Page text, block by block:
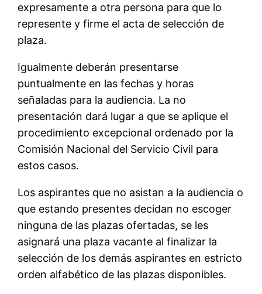
expresamente a otra persona para que lo
represente y firme el acta de selección de
plaza.
Igualmente deberán presentarse
puntualmente en las fechas y horas
señaladas para la audiencia. La no
presentación dará lugar a que se aplique el
procedimiento excepcional ordenado por la
Comisión Nacional del Servicio Civil para
estos casos.
Los aspirantes que no asistan a la audiencia o
que estando presentes decidan no escoger
ninguna de las plazas ofertadas, se les
asignará una plaza vacante al finalizar la
selección de los demás aspirantes en estricto
orden alfabético de las plazas disponibles.